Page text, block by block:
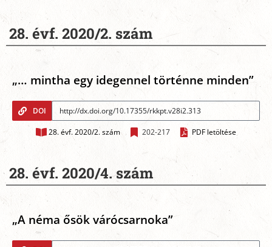
28. évf. 2020/2. szám
„… mintha egy idegennel történne minden”
DOI
28. évf. 2020/2. szám 202-217 PDF letöltése
28. évf. 2020/4. szám
„A néma ősök várócsarnoka”